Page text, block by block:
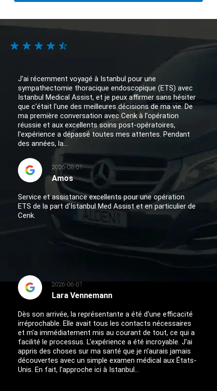
J'ai récemment voyagé à Istanbul pour une
sympathectomie thoracique endoscopique (ETS) avec
Istanbul Medical Assist, et je peux affirmer sans hésiter
que c'était l'une des meilleures décisions de ma vie. De
ma première conversation avec Cenk à l'opération
réussie et aux excellents soins post-opératoires,
l'expérience a dépassé toutes mes attentes. Pendant
des années, la...
2026-08-01
Amos
Service et assistance excellents pour une opération
ETS de la part d'Istanbul Med Assist et en particulier de
Cenk.
2026-06-01
Lara Vennemann
Dès son arrivée, la représentante a été d'une efficacité
irréprochable. Elle avait tous les contacts nécessaires
et m'a immédiatement mis au courant de tout, ce qui a
facilité le processus. L'expérience a été incroyable. J'ai
appris des choses sur ma santé que je n'aurais jamais
découvertes avec un simple examen médical aux États-
Unis. En fait, l'approche ici à Istanbul...